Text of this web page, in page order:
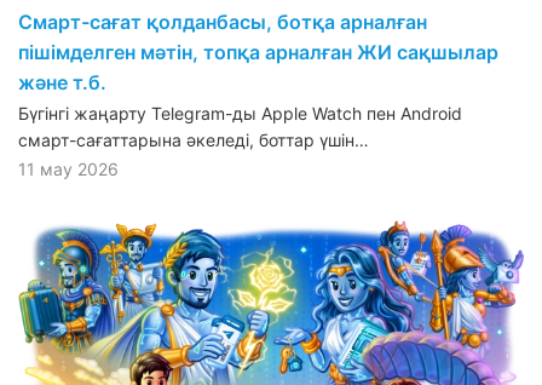
Смарт-сағат қолданбасы, ботқа арналған
пішімделген мәтін, топқа арналған ЖИ сақшылар
және т.б.
Бүгінгі жаңарту Telegram-ды Apple Watch пен Android
смарт-сағаттарына әкеледі, боттар үшін…
11 мау 2026